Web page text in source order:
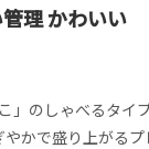
理 かわいい
」のしゃべるタ
かで盛り上がる